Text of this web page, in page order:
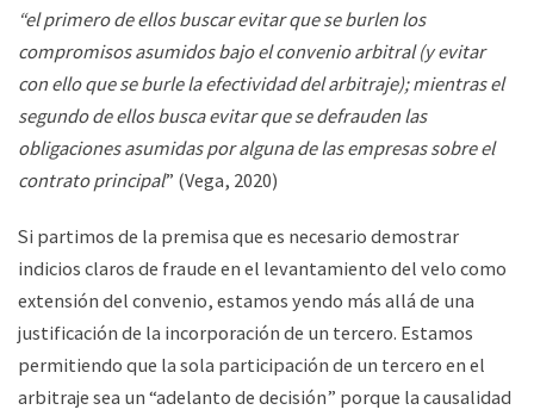
“el primero de ellos buscar evitar que se burlen los
compromisos asumidos bajo el convenio arbitral (y evitar
con ello que se burle la efectividad del arbitraje); mientras el
segundo de ellos busca evitar que se defrauden las
obligaciones asumidas por alguna de las empresas sobre el
contrato principal” (Vega, 2020)
Si partimos de la premisa que es necesario demostrar
indicios claros de fraude en el levantamiento del velo como
extensión del convenio, estamos yendo más allá de una
justificación de la incorporación de un tercero. Estamos
permitiendo que la sola participación de un tercero en el
arbitraje sea un “adelanto de decisión” porque la causalidad